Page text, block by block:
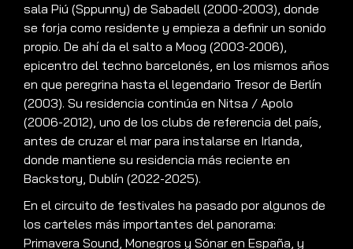
sala Piú (Sppunny) de Sabadell (2000-2003), donde
se forja como residente y empieza a definir un sonido
propio. De ahí da el salto a Moog (2003-2006),
epicentro del techno barcelonés, en los mismos años
en que peregrina hasta el legendario Tresor de Berlín
(2003). Su residencia continúa en Nitsa / Apolo
(2006-2012), uno de los clubs de referencia del país,
antes de cruzar el mar para instalarse en Irlanda,
donde mantiene su residencia más reciente en
Backstory, Dublín (2022-2025).
En el circuito de festivales ha pasado por algunos de
los carteles más importantes del panorama:
Primavera Sound, Monegros y Sónar en España, y